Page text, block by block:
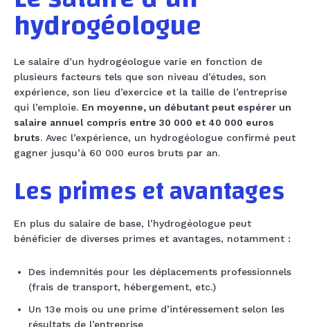
hydrogéologue
Le salaire d’un hydrogéologue varie en fonction de
plusieurs facteurs tels que son niveau d’études, son
expérience, son lieu d’exercice et la taille de l’entreprise
qui l’emploie. En moyenne, un débutant peut espérer un
salaire annuel compris entre 30 000 et 40 000 euros
bruts. Avec l’expérience, un hydrogéologue confirmé peut
gagner jusqu’à 60 000 euros bruts par an.
Les primes et avantages
En plus du salaire de base, l’hydrogéologue peut
bénéficier de diverses primes et avantages, notamment :
Des indemnités pour les déplacements professionnels
(frais de transport, hébergement, etc.)
Un 13e mois ou une prime d’intéressement selon les
résultats de l’entreprise